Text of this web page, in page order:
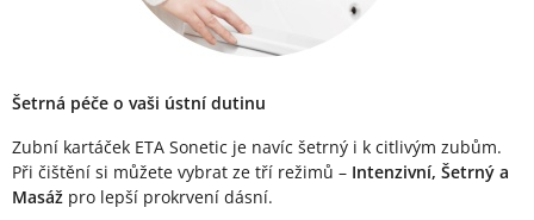
Šetrná péče o vaši ústní dutinu
Zubní kartáček ETA Sonetic je navíc šetrný i k citlivým zubům.
Při čištění si můžete vybrat ze tří režimů – Intenzivní, Šetrný a
Masáž pro lepší prokrvení dásní.